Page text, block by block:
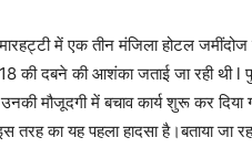
में एक तीन मंजिला होटल
की दबने की आशंका जताई जा रही थी l
मौजूदगी में बचाव कार्य शुरू कर
तरह का यह पहला हादसा है।बताया